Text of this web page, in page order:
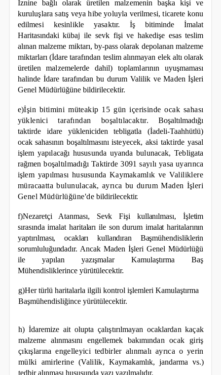
İznine bağlı olarak üretilen malzemenin başka kişi ve
kuruluşlara satış veya hibe yoluyla verilmesi, ticarete konu
edilmesi kesinlikle yasaktır. İşbitiminde İmalat
Haritasındaki kübaj ile sevk fişi ve hakedişe esas teslim
alınan malzeme miktarı, by-pass olarak depolanan malzeme
miktarları (İdare tarafından teslim alınmayan elek altı olarak
üretilenmalzemelerde dahil) toplamlarının uyuşmaması
halinde İdare tarafından bu durum Valilik ve Madenİşleri
Genel Müdürlüğüne bildirilecektir.
e)İşin bitimini müteakip 15 gün içerisinde ocak sahası
yüklenici tarafından boşaltılacaktır.Boşaltılmadığı
taktirde idare yükleniciden tebligatla (İadeli-Taahhütlü)
ocak sahasının boşaltılmasını isteyecek, aksi taktirde yasal
işlem yapılacağı hususunda uyanda bulunacak, Tebligata
rağmenboşaltılmadığı Taktirde 3091 sayılı yasa uyarınca
işlem yapılması hususunda Kaymakamlık veValiliklere
müracaatta bulunulacak, ayrıca bu durum Maden İşleri
Genel Müdürlüğüne'debildirilecektir.
f)Nezaretçi Atanması, Sevk Fişi kullanılması, İşletim
sırasında imalat haritaları ile son durum imalat haritalarının
yaptırılması, ocakları kullandıran Başmühendisliklerin
sorumluluğundadır. Ancak Maden İşleri Genel Müdürlüğü
ile yapılan yazışmalar Kamulaştırma Baş
Mühendisliklerince yürütülecektir.
g)Her türlü haritalarla ilgili kontrol işlemleri Kamulaştırma
Başmühendisliğince yürütülecektir.
h) İdaremize ait olupta çalıştırılmayan ocaklardan kaçak
malzeme alınmasını engellemek bakımından ocak giriş
çıkışlarına engelleyici tedbirler alınmalı ayrıca o yerin
mülki amirlerine (Valilik,Kaymakamlık, jandarma vs.)
tedbir alınması hususunda yazı yazılmalıdır.